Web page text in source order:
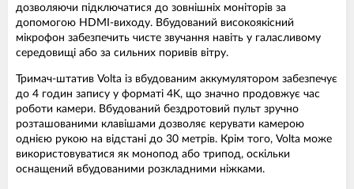
дозволяючи підключатися до зовнішніх моніторів за
допомогою HDMI-виходу. Вбудований високоякісний
мікрофон забезпечить чисте звучання навіть у галасливому
середовищі або за сильних поривів вітру.
Тримач-штатив Volta із вбудованим аккумулятором забезпечує
до 4 годин запису у форматі 4K, що значно продовжує час
роботи камери. Вбудований бездротовий пульт зручно
розташованими клавішами дозволяє керувати камерою
однією рукою на відстані до 30 метрів. Крім того, Volta може
використовуватися як монопод або трипод, оскільки
оснащений вбудованими розкладними ніжками.